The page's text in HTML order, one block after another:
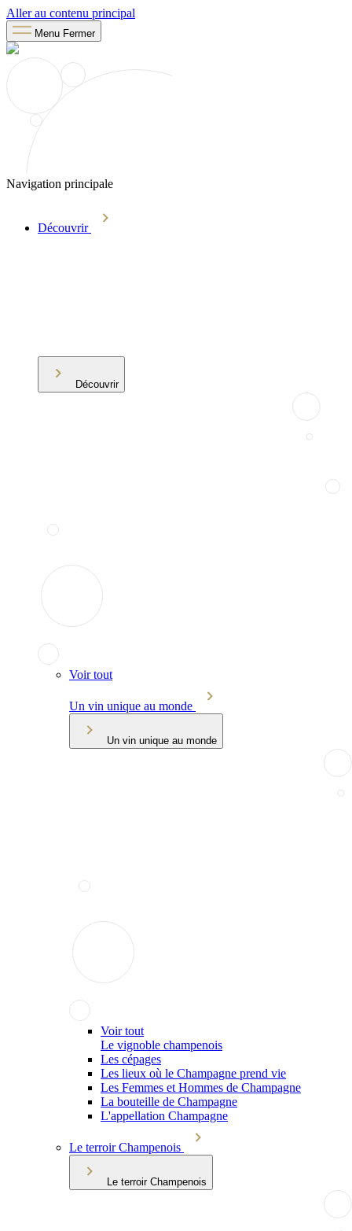
Aller au contenu principal
Menu Fermer
Navigation principale
Découvrir
Découvrir
Voir tout
Un vin unique au monde
Un vin unique au monde
Voir tout
Le vignoble champenois
Les cépages
Les lieux où le Champagne prend vie
Les Femmes et Hommes de Champagne
La bouteille de Champagne
L'appellation Champagne
Le terroir Champenois
Le terroir Champenois